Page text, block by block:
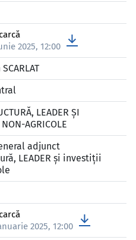
2025, 12:00
LEADER ȘI
AGRICOLE
adjunct
LEADER și investiții
2025, 12:00